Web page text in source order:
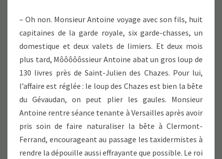
– Oh non. Monsieur Antoine voyage avec son fils, huit
capitaines de la garde royale, six garde-chasses, un
domestique et deux valets de limiers. Et deux mois
plus tard, Môôôôôssieur Antoine abat un gros loup de
130 livres près de Saint-Julien des Chazes. Pour lui,
l’affaire est réglée : le loup des Chazes est bien la bête
du Gévaudan, on peut plier les gaules. Monsieur
Antoine rentre séance tenante à Versailles après avoir
pris soin de faire naturaliser la bête à Clermont-
Ferrand, encourageant au passage les taxidermistes à
rendre la dépouille aussi effrayante que possible. Le roi